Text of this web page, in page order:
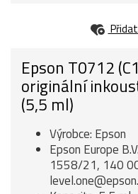
Epson T0712
originální
(5,5 ml)
Výrobce: Epson
Epson Europe
1558/21, 140